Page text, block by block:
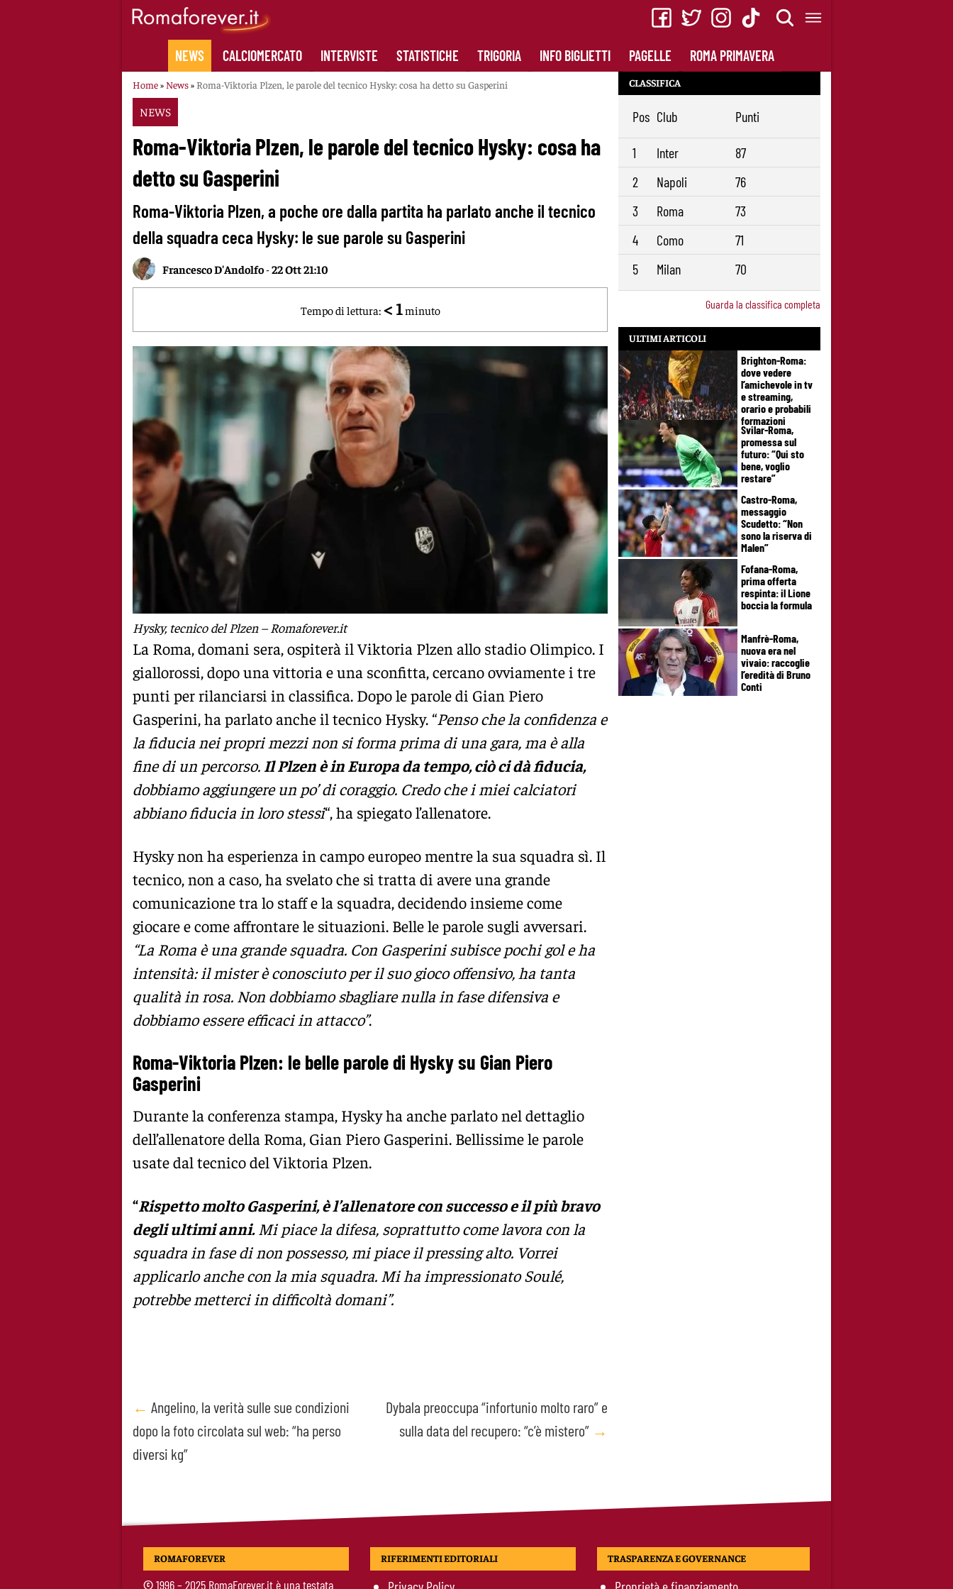
NEWS CALCIOMERCATO INTERVISTE STATISTICHE TRIGORIA INFO BIGLIETTI PAGELLE ROMA PRIMAVERA
Home» News» Roma-Viktoria Plzen, le parole del tecnico Hysky: cosa ha detto su Gasperini
NEWS
Roma-Viktoria Plzen, le parole del tecnico Hysky: cosa ha
detto su Gasperini
Roma-Viktoria Plzen, a poche ore dalla partita ha parlato anche il tecnico
della squadra ceca Hysky: le sue parole su Gasperini
Francesco D'Andolfo-22 Ott 21:10
Tempo di lettura: < 1 minuto
Hysky, tecnico del Plzen – Romaforever.it
La Roma, domani sera, ospiterà il Viktoria Plzen allo stadio Olimpico. I
giallorossi, dopo una vittoria e una sconfitta, cercano ovviamente i tre
punti per rilanciarsi in classifica. Dopo le parole di Gian Piero
Gasperini, ha parlato anche il tecnico Hysky. “Penso che la confidenza e
la fiducia nei propri mezzi non si forma prima di una gara, ma è alla
fine di un percorso. Il Plzen è in Europa da tempo, ciò ci dà fiducia,
dobbiamo aggiungere un po’ di coraggio. Credo che i miei calciatori
abbiano fiducia in loro stessi“, ha spiegato l’allenatore.
Hysky non ha esperienza in campo europeo mentre la sua squadra sì. Il
tecnico, non a caso, ha svelato che si tratta di avere una grande
comunicazione tra lo staff e la squadra, decidendo insieme come
giocare e come affrontare le situazioni. Belle le parole sugli avversari.
“La Roma è una grande squadra. Con Gasperini subisce pochi gol e ha
intensità: il mister è conosciuto per il suo gioco offensivo, ha tanta
qualità in rosa. Non dobbiamo sbagliare nulla in fase difensiva e
dobbiamo essere efficaci in attacco”.
Roma-Viktoria Plzen: le belle parole di Hysky su Gian Piero
Gasperini
Durante la conferenza stampa, Hysky ha anche parlato nel dettaglio
dell’allenatore della Roma, Gian Piero Gasperini. Bellissime le parole
usate dal tecnico del Viktoria Plzen.
“Rispetto molto Gasperini, è l’allenatore con successo e il più bravo
degli ultimi anni.Mi piace la difesa, soprattutto come lavora con la
squadra in fase di non possesso, mi piace il pressing alto. Vorrei
applicarlo anche con la mia squadra. Mi ha impressionato Soulé,
potrebbe metterci in difficoltà domani”.
Post
navigation
← Angelino, la verità sulle sue condizioni
dopo la foto circolata sul web: “ha perso
diversi kg”
Dybala preoccupa “infortunio molto raro” e
sulla data del recupero: “c’è mistero” →
CLASSIFICA
Pos Club Punti
1 Inter
87
2
Napoli
76
3
Roma
73
4
Como
71
5
Milan 70
Guarda la classifica completa
ULTIMI ARTICOLI
Brighton-Roma:
dove vedere
l’amichevole in tv
e streaming,
orario e probabili
formazioni
Svilar-Roma,
promessa sul
futuro: “Qui sto
bene, voglio
restare”
Castro-Roma,
messaggio
Scudetto: “Non
sono la riserva di
Malen”
Fofana-Roma,
prima offerta
respinta: il Lione
boccia la formula
Manfrè-Roma,
nuova era nel
vivaio: raccoglie
l’eredità di Bruno
Conti
ROMAFOREVER
©1996 – 2025 RomaForever.it è una testata
RIFERIMENTI EDITORIALI TRASPARENZA E GOVERNANCE